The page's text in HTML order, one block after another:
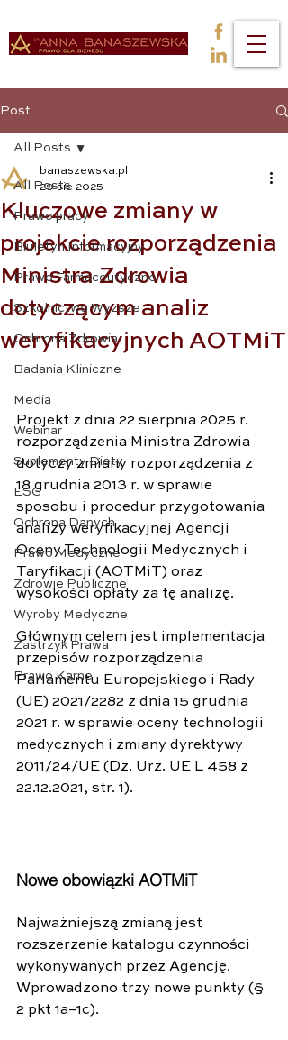
Post
All Posts
Prawo pracy
Biuletyn Informacyjny
Prawo Farmaceutyczne
Szkolnictwo Wyższe
Ochrona Zdrowia
Badania Kliniczne
Media
Webinar
Suplementy Diety
ESG
Ochrona Danych
Prawo Medyczne
Zdrowie Publiczne
Wyroby Medyczne
Zastrzyk Prawa
Prawo Karne
All Posts
Kluczowe zmiany w
projekcie rozporządzenia
Ministra Zdrowia
dotyczącym analiz
weryfikacyjnych AOTMiT
banaszewska.pl
29 sie 2025
Projekt z dnia 22 sierpnia 2025 r.
rozporządzenia Ministra Zdrowia
dotyczy zmiany rozporządzenia z
18 grudnia 2013 r. w sprawie
sposobu i procedur przygotowania
analizy weryfikacyjnej Agencji
Oceny Technologii Medycznych i
Taryfikacji (AOTMiT) oraz
wysokości opłaty za tę analizę.
Głównym celem jest implementacja
przepisów rozporządzenia
Parlamentu Europejskiego i Rady
(UE) 2021/2282 z dnia 15 grudnia
2021 r. w sprawie oceny technologii
medycznych i zmiany dyrektywy
2011/24/UE (Dz. Urz. UE L 458 z
22.12.2021, str. 1).
Nowe obowiązki AOTMiT
Najważniejszą zmianą jest
rozszerzenie katalogu czynności
wykonywanych przez Agencję.
Wprowadzono trzy nowe punkty (§
2 pkt 1a–1c).